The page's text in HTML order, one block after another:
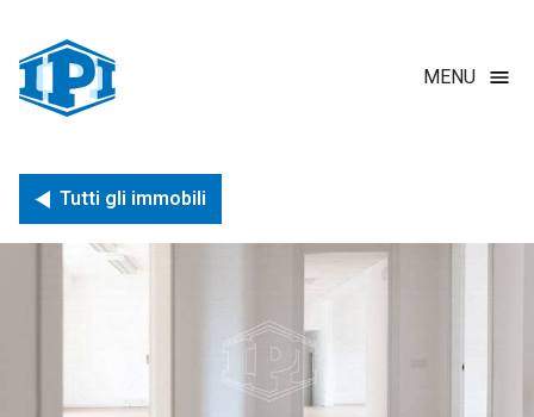
contenuto
principale
MENU
Briciole di pane
Tutti gli immobili